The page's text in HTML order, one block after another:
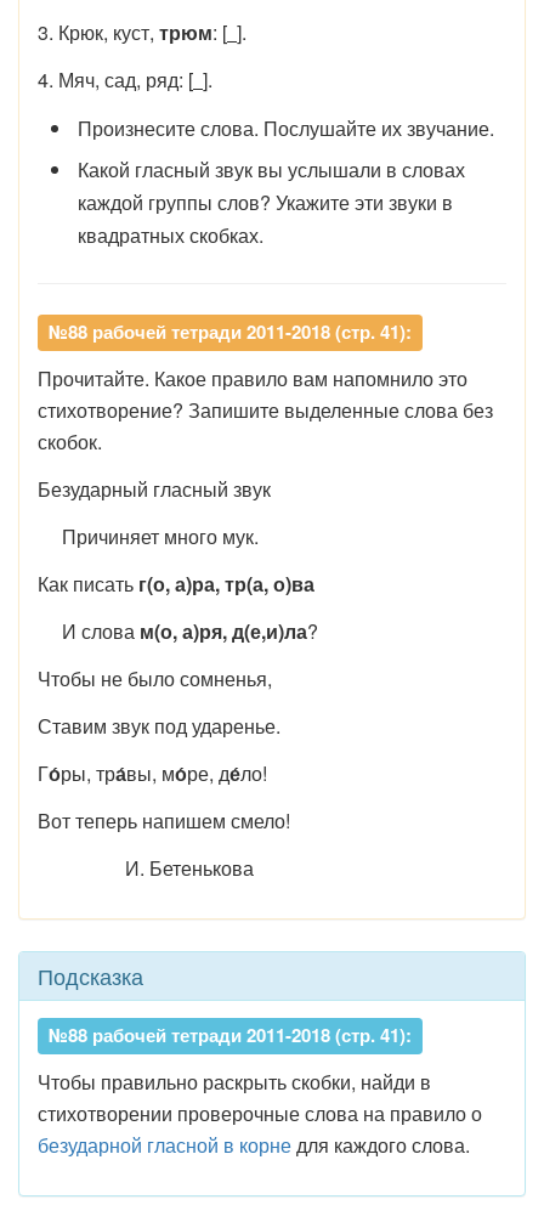
3. Крюк, куст, трюм: [ ].
4. Мяч, сад, ряд: [ ].
Произнесите слова. Послушайте их звучание.
Какой гласный звук вы услышали в словах
каждой группы слов? Укажите эти звуки в
квадратных скобках.
№88 рабочей тетради 2011-2018 (стр. 41):
Прочитайте. Какое правило вам напомнило это
стихотворение? Запишите выделенные слова без
скобок.
Безударный гласный звук
Причиняет много мук.
Как писать г(о, а)ра, тр(а, о)ва
И слова м(о, а)ря, д(е,и)ла?
Чтобы не было сомненья,
Ставим звук под ударенье.
Го́ры, тра́вы, мо́ре, де́ло!
Вот теперь напишем смело!
И. Бетенькова
Подсказка
№88 рабочей тетради 2011-2018 (стр. 41):
Чтобы правильно раскрыть скобки, найди в
стихотворении проверочные слова на правило о
безударной гласной в корнедля каждого слова.